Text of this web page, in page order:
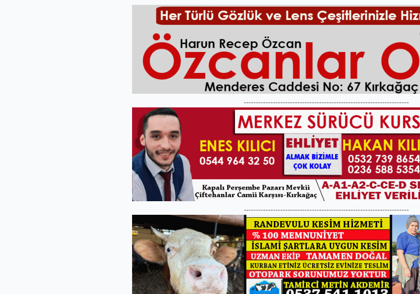
--------------------------------------------------------------------
--------------------------------------------------------------------